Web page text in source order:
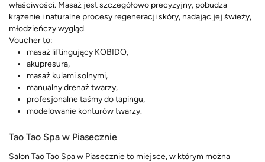
właściwości. Masaż jest szczegółowo precyzyjny, pobudza
krążenie i naturalne procesy regeneracji skóry, nadając jej świeży,
młodzieńczy wygląd.
Voucher to:
masaż liftingujący KOBIDO,
akupresura,
masaż kulami solnymi,
manualny drenaż twarzy,
profesjonalne taśmy do tapingu,
modelowanie konturów twarzy.
Tao Tao Spa w Piasecznie
Salon Tao Tao Spa w Piasecznie to miejsce, w którym można